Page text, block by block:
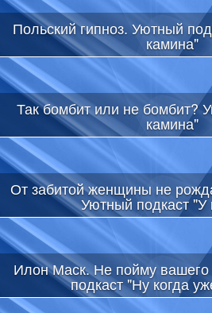
Польский гипноз. Уютный
камина"
Так бомбит или не бомбит?
камина"
От забитой женщины не
Уютный подкаст "У
Илон Маск. Не пойму вашего
подкаст "Ну когда